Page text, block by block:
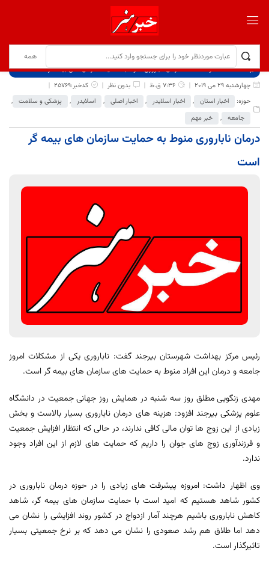
برگ نخست نوشته‌ها
درمان ناباروری منوط به حمایت سازمان های بیمه گر است
چهارشنبه 29 می 2019
7:36 ق.ظ بدون نظر
کدخبر:25769
حوزه:
اخبار استان , اخبار اسلایدر , اخبار اصلی , اسلایدر , پزشکی و سلامت ,
جامعه , خبر مهم
درمان ناباروری منوط به حمایت سازمان های بیمه گر
است
رئیس مرکز بهداشت شهرستان بیرجند گفت: ناباروری یکی از مشکلات امروز
جامعه و درمان این افراد منوط به حمایت های سازمان های بیمه گر است.
مهدی زنگویی مطلق روز سه شنبه در همایش روز جهانی جمعیت در دانشگاه
علوم پزشکی بیرجند افزود: هزینه های درمان ناباروری بسیار بالاست و بخش
زیادی از این زوج ها توان مالی کافی ندارند، در حالی که انتظار افزایش جمعیت
و فرزندآوری زوج های جوان را داریم که حمایت های لازم از این افراد وجود
ندارد.
وی اظهار داشت: امروزه پیشرفت های زیادی را در حوزه درمان ناباروری در
کشور شاهد هستیم که امید است با حمایت سازمان های بیمه گر، شاهد
کاهش ناباروری باشیم هرچند آمار ازدواج در کشور روند افزایشی را نشان می
دهد اما طلاق هم رشد صعودی را نشان می دهد که بر نرخ جمعیتی بسیار
تاثیرگذار است.